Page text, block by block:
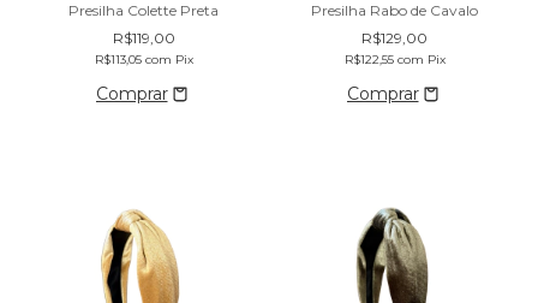
Presilha Colette Preta
R$119,00
R$113,05 com Pix
Presilha Rabo de Cavalo
R$129,00
R$122,55 com Pix